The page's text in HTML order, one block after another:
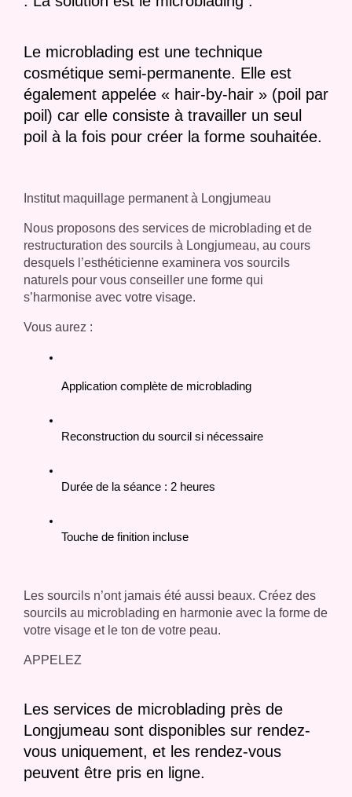
Le microblading est une technique
cosmétique semi-permanente. Elle est
également appelée « hair-by-hair » (poil par
poil) car elle consiste à travailler un seul
poil à la fois pour créer la forme souhaitée.
Institut maquillage permanent à Longjumeau
Nous proposons des services de microblading et de
restructuration des sourcils à Longjumeau, au cours
desquels l’esthéticienne examinera vos sourcils
naturels pour vous conseiller une forme qui
s’harmonise avec votre visage.
Vous aurez :
Application complète de microblading
Reconstruction du sourcil si nécessaire
Durée de la séance : 2 heures
Touche de finition incluse
Les sourcils n’ont jamais été aussi beaux. Créez des
sourcils au microblading en harmonie avec la forme de
votre visage et le ton de votre peau.
APPELEZ
Les services de microblading près de
Longjumeau sont disponibles sur rendez-
vous uniquement, et les rendez-vous
peuvent être pris en ligne.